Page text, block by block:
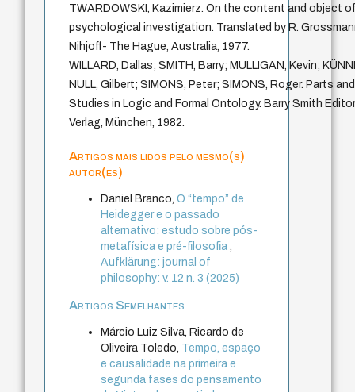
TWARDOWSKI, Kazimierz. On the content and object
psychological investigation. Translated by R.
Nihjoff- The Hague, Australia, 1977.
WILLARD, Dallas; SMITH, Barry; MULLIGAN, Kevin;
NULL, Gilbert; SIMONS, Peter; SIMONS, Roger. Parts
Studies in Logic and Formal Ontology. Barry Smith
Verlag, München, 1982.
Artigos mais lidos pelo mesmo(s)
autor(es)
Daniel Branco,O “tempo” de
Heidegger e o passado
alternativo: estudo sobre pós-
metafísica e pré-filosofia,
Aufklärung: journal of
philosophy: v. 12 n. 3 (2025)
Artigos Semelhantes
Márcio Luiz Silva, Ricardo de
Oliveira Toledo, Tempo, espaço
e causalidade na primeira e
segunda fases do pensamento